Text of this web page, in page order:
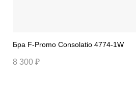
Бра F-Promo Consolatio 4774-1W
8 300 ₽